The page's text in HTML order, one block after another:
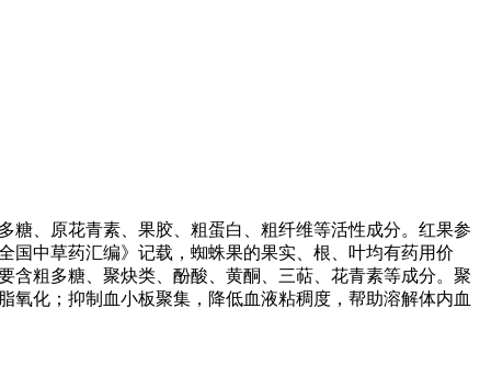
糖、原花青素、果胶、粗蛋白、粗纤维等活性成分。红果参
国中草药汇编》记载，蜘蛛果的果实、根、叶均有药用价
含粗多糖、聚炔类、酚酸、黄酮、三萜、花青素等成分。聚
化；抑制血小板聚集，降低血液粘稠度，帮助溶解体内血